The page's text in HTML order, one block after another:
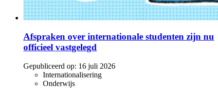
Afspraken over internationale studenten zijn nu
officieel vastgelegd
Gepubliceerd op: 16 juli 2026
Internationalisering
Onderwijs